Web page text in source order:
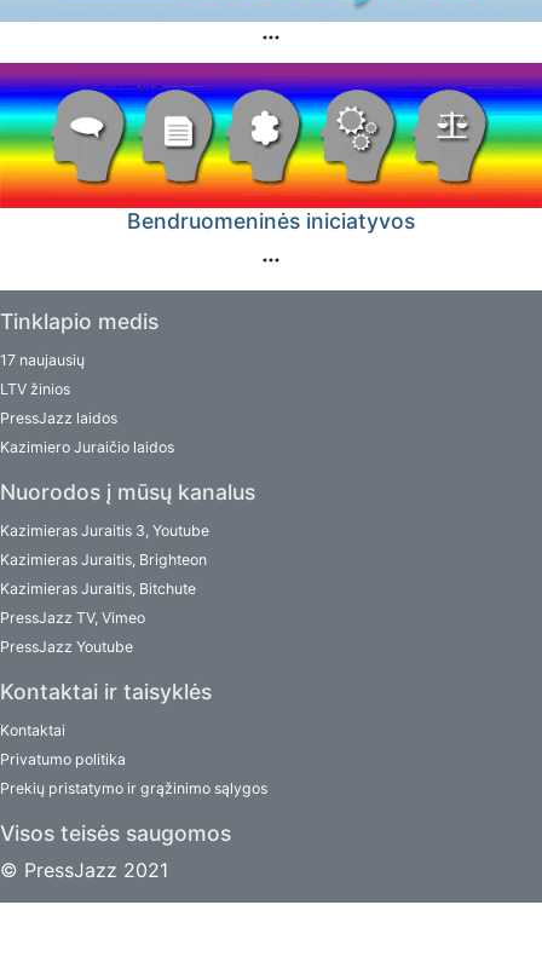
Bendruomeninės iniciatyvos
Tinklapio medis
17 naujausių
LTV žinios
PressJazz laidos
Kazimiero Juraičio laidos
Nuorodos į mūsų kanalus
Kazimieras Juraitis 3, Youtube
Kazimieras Juraitis, Brighteon
Kazimieras Juraitis, Bitchute
PressJazz TV, Vimeo
PressJazz Youtube
Kontaktai ir taisyklės
Kontaktai
Privatumo politika
Prekių pristatymo ir grąžinimo sąlygos
Visos teisės saugomos
© PressJazz 2021